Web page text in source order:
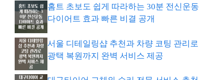
홈트 초보도 쉽게 따라하는 30분 전신운동
다이어트 효과 빠른 비결 공개
서울 디테일링샵 추천과 차량 코팅 관리로
광택 복원까지 완벽 서비스 제공